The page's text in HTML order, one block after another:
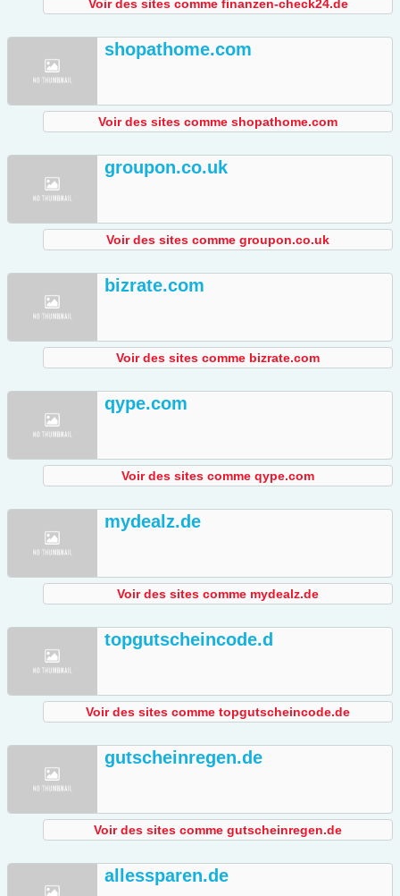
Voir des sites comme finanzen-check24.de
shopathome.com
Voir des sites comme shopathome.com
groupon.co.uk
Voir des sites comme groupon.co.uk
bizrate.com
Voir des sites comme bizrate.com
qype.com
Voir des sites comme qype.com
mydealz.de
Voir des sites comme mydealz.de
topgutscheincode.d
Voir des sites comme topgutscheincode.de
gutscheinregen.de
Voir des sites comme gutscheinregen.de
allessparen.de